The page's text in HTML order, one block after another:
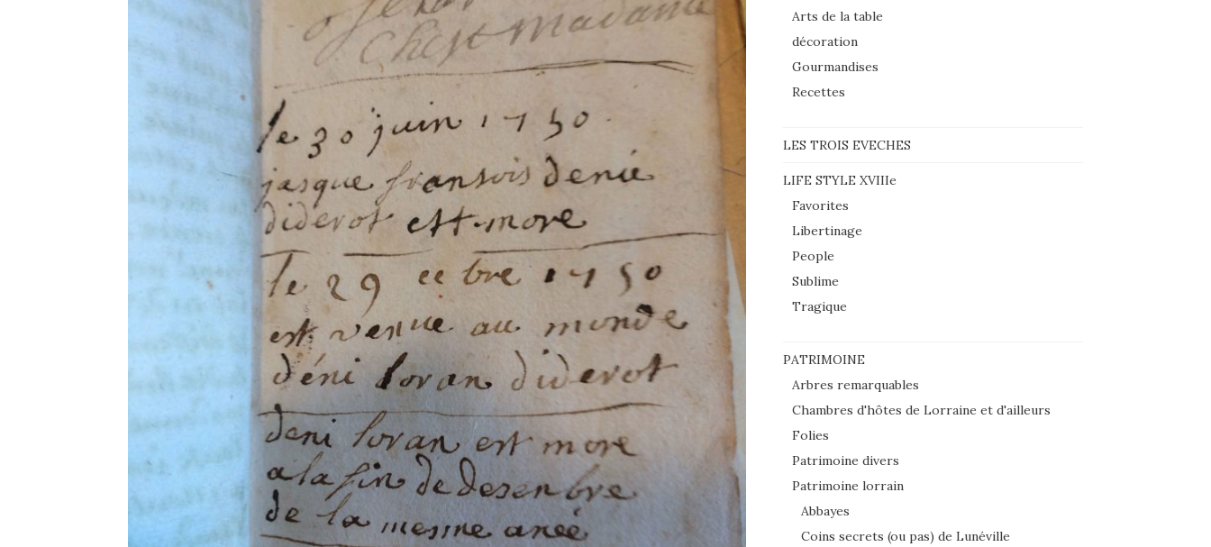
Arts de la table
décoration
Gourmandises
Recettes
LES TROIS EVECHES
LIFE STYLE XVIIIe
Favorites
Libertinage
People
Sublime
Tragique
PATRIMOINE
Arbres remarquables
Chambres d'hôtes de Lorraine et d'ailleurs
Folies
Patrimoine divers
Patrimoine lorrain
Abbayes
Coins secrets (ou pas) de Lunéville